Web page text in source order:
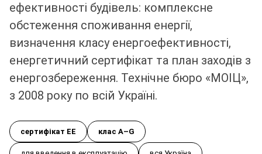
ефективності будівель: комплексне
обстеження споживання енергії,
визначення класу енергоефективності,
енергетичний сертифікат та план заходів з
енергозбереження. Технічне бюро «МОІЦ»,
з 2008 року по всій Україні.
сертифікат ЕЕ клас A–G